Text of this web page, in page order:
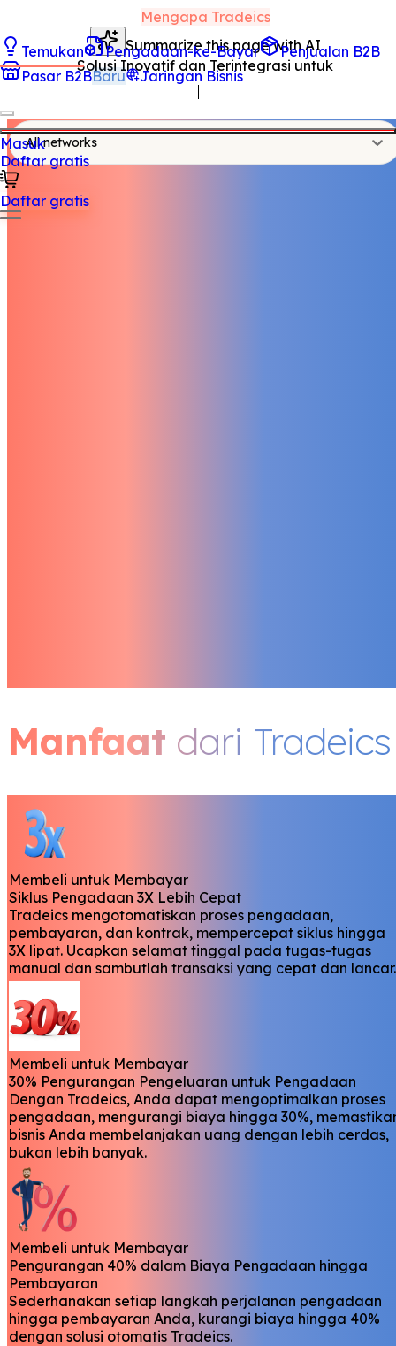
Temukan Pengadaan-ke-Bayar
Penjualan B2B
Pasar B2BBaru Jaringan Bisnis
Masuk
Daftar gratis
Daftar gratis
Mengapa Tradeics
Summarize this page with AI
Solusi Inovatif dan Terintegrasi untuk
All networks
Manfaat dari Tradeics
Membeli untuk Membayar
Siklus Pengadaan 3X Lebih Cepat
Tradeics mengotomatiskan proses pengadaan,
pembayaran, dan kontrak, mempercepat siklus hingga
3X lipat. Ucapkan selamat tinggal pada tugas-tugas
manual dan sambutlah transaksi yang cepat dan lancar.
Membeli untuk Membayar
30% Pengurangan Pengeluaran untuk Pengadaan
Dengan Tradeics, Anda dapat mengoptimalkan proses
pengadaan, mengurangi biaya hingga 30%,
bisnis Anda membelanjakan uang dengan lebih cerdas,
bukan lebih banyak.
Membeli untuk Membayar
Pengurangan 40% dalam Biaya Pengadaan hingga
Pembayaran
Sederhanakan setiap langkah perjalanan pengadaan
hingga pembayaran Anda, kurangi biaya hingga 40%
dengan solusi otomatis Tradeics.